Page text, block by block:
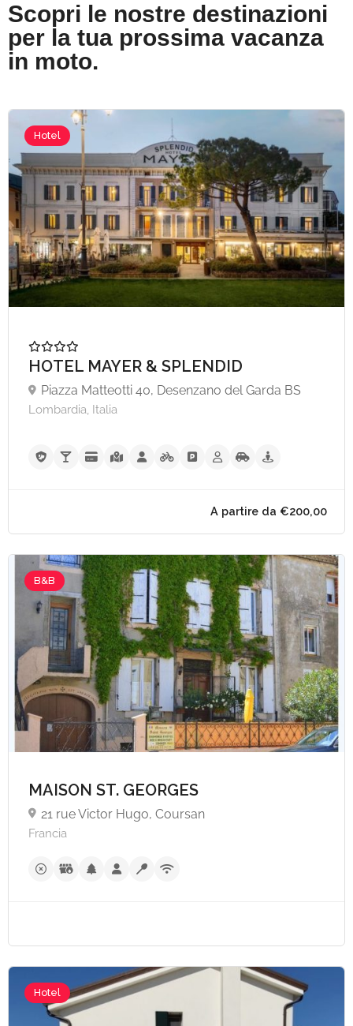
Scopri le nostre destinazioni
per la tua prossima vacanza
in moto.
Hotel
HOTEL MAYER & SPLENDID
Piazza Matteotti 40, Desenzano del Garda BS
Lombardia, Italia
A partire da
B&B
MAISON ST. GEORGES
21 rue Victor Hugo, Coursan
Francia
Hotel